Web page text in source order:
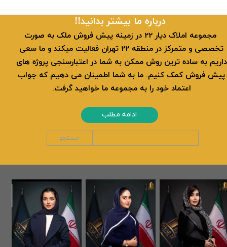
​​درباره ما بیشتر بدانید!!
​ مجموعه املاک دیار 22 در زمینه پیش فروش ملک به صورت
تخصصی و متمرکز در منطقه 22 تهران فعالیت میکند و ما سعی
داریم به ساده ترین روش ممکن به شما در اعتبارسنجی پروژه های
پیش فروش کمک کنیم. ما به شما اطمینان می دهیم که جواب
اعتماد خود را به مجموعه ما خواهید گرفت.
ادامه مطلب
جستجو